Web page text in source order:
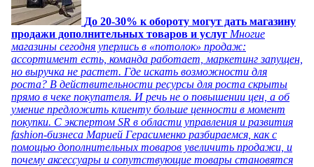
До 20-30% к обороту могут дать магазину
продажи дополнительных товаров и услуг Многие
магазины сегодня уперлись в «потолок» продаж:
ассортимент есть, команда работает, маркетинг запущен,
но выручка не растет. Где искать возможности для
роста? В действительности ресурсы для роста скрыты
прямо в чеке покупателя. И речь не о повышении цен, а об
умение предложить клиенту больше ценности в момент
покупки. С экспертом SR в области управления и развития
fashion-бизнеса Марией Герасименко разбираемся, как с
помощью дополнительных товаров увеличить продажи, и
почему аксессуары и сопутствующие товары становятся